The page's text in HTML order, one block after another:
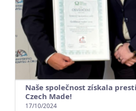
Naše společnost získala
Czech Made!
17/10/2024